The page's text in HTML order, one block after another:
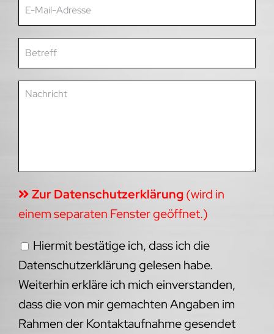
Zur Datenschutzerklärung(wird in
einem separaten Fenster geöffnet.)
Hiermit bestätige ich, dass ich die
Datenschutzerklärung gelesen habe.
Weiterhin erkläre ich mich einverstanden,
dass die von mir gemachten Angaben im
Rahmen der Kontaktaufnahme gesendet